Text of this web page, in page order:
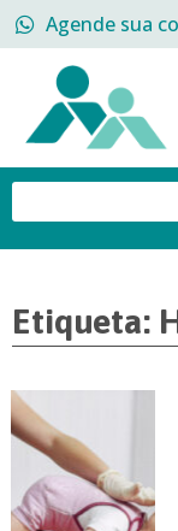
Agende sua
Etiqueta: